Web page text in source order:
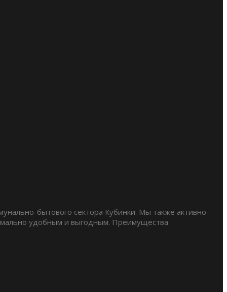
бытового сектора Кубинки. Мы также активно
удобным и выгодным. Преимущества